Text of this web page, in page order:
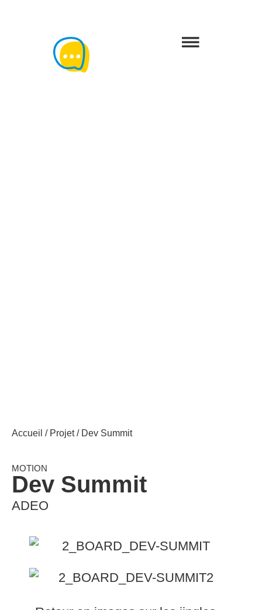
Accueil / Projet/ Dev Summit
MOTION
Dev Summit
ADEO